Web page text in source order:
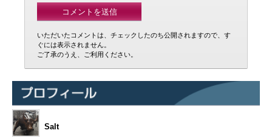
いただいたコメントは、チェックしたのち公開されますので、す
ぐには表示されません。
ご了承のうえ、ご利用ください。
Salt